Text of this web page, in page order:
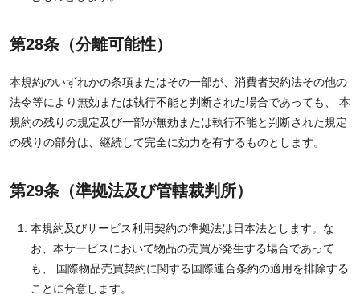
第28条（分離可能性）
本規約のいずれかの条項またはその一部が、消費者契約法その他の
法令等により無効または執行不能と判断された場合であっても、 本
規約の残りの規定及び一部が無効または執行不能と判断された規定
の残りの部分は、継続して完全に効力を有するものとします。
第29条（準拠法及び管轄裁判所）
本規約及びサービス利用契約の準拠法は日本法とします。な
お、本サービスにおいて物品の売買が発生する場合であって
も、 国際物品売買契約に関する国際連合条約の適用を排除する
ことに合意します。